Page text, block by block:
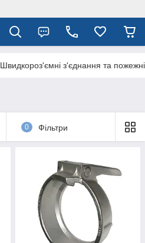
Швидкороз'ємні з'єднання та
0 Фільтри